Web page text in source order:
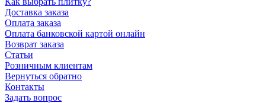
Доставка заказа
Оплата заказа
Оплата банковской картой онлайн
Возврат заказа
Статьи
Розничным клиентам
Вернуться обратно
Контакты
Задать вопрос